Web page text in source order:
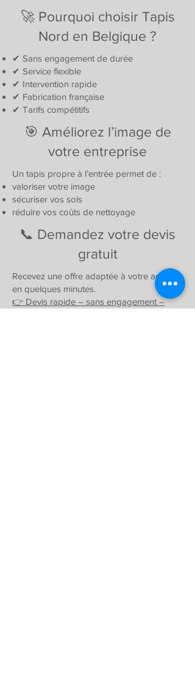
🚀 Pourquoi choisir Tapis
Nord en Belgique ?
✔ Sans engagement de durée
✔ Service flexible
✔ Intervention rapide
✔ Fabrication française
✔ Tarifs compétitifs
🎯 Améliorez l’image de
votre entreprise
Un tapis propre à l’entrée permet de :
valoriser votre image
sécuriser vos sols
réduire vos coûts de nettoyage
📞 Demandez votre devis
gratuit
Recevez une offre adaptée à votre activité
en quelques minutes.
👉 Devis rapide – sans engagement –